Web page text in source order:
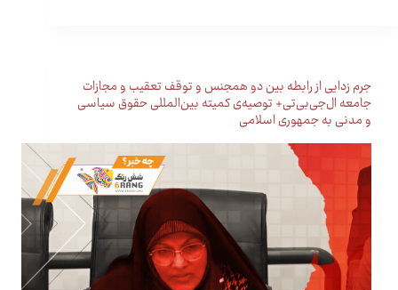
جرم زدایی از رابطه بین دو همجنس و توقف تعقیب و مجازات
جامعه ال‌جی‌بی‌تی+ توصیه‌ی کمیته بین‌المللی حقوق سیاسی
و مدنی به جمهوری اسلامی